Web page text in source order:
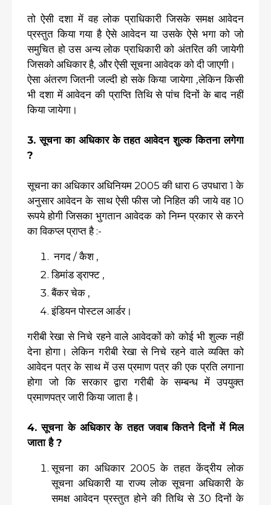
तो ऐसी दशा में वह लोक प्राधिकारी जिसके समक्ष आवेदन
प्रस्तुत किया गया है ऐसे आवेदन या उसके ऐसे भगा को जो
समुचित हो उस अन्य लोक प्राधिकारी को अंतरित की जायेगी
जिसको अधिकार है, और ऐसी सूचना आवेदक को दी जाएगी।
ऐसा अंतरण जितनी जल्दी हो सके किया जायेगा ,लेकिन किसी
भी दशा में आवेदन की प्राप्ति तिथि से पांच दिनों के बाद नहीं
किया जायेगा।
3. सूचना का अधिकार के तहत आवेदन शुल्क कितना लगेगा
?
सूचना का अधिकार अधिनियम 2005 की धारा 6 उपधारा 1 के
अनुसार आवेदन के साथ ऐसी फीस जो निहित की जाये वह 10
रूपये होगी जिसका भुगतान आवेदक को निम्न प्रकार से करने
का विकप्ल प्राप्त है :-
नगद / कैश ,
डिमांड ड्राफ्ट ,
बैंकर चेक ,
इंडियन पोस्टल आर्डर।
गरीबी रेखा से निचे रहने वाले आवेदकों को कोई भी शुल्क नहीं
देना होगा। लेकिन गरीबी रेखा से निचे रहने वाले व्यक्ति को
आवेदन पत्र के साथ में उस प्रमाण पत्र की एक प्रति लगाना
होगा जो कि सरकार द्वारा गरीबी के सम्बन्ध में उपयुक्त
प्रमाणपत्र जारी किया जाता है।
4. सूचना के अधिकार के तहत जवाब कितने दिनों में मिल
जाता है ?
सूचना का अधिकार 2005 के तहत केंद्रीय लोक
सूचना अधिकारी या राज्य लोक सूचना अधिकारी के
समक्ष आवेदन प्रस्तुत होने की तिथि से 30 दिनों के